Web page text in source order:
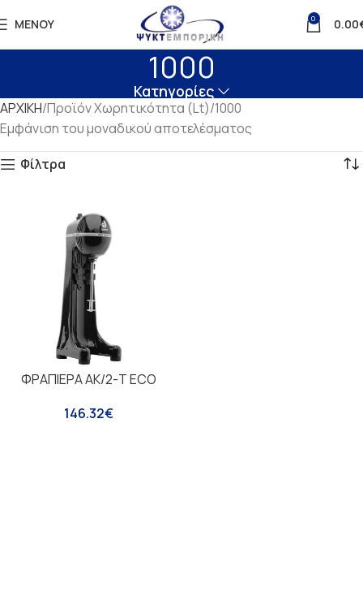
ΜΕΝΟΎ 0 0.00
1000
Κατηγορίες
ΑΡΧΙΚΗ Προϊόν Χωρητικότητα (Lt) 1000
Εμφάνιση του μοναδικού αποτελέσματος
Φίλτρα
ΦΡΑΠΙΕΡΑ ΑΚ/2-Τ ECO
146.32€